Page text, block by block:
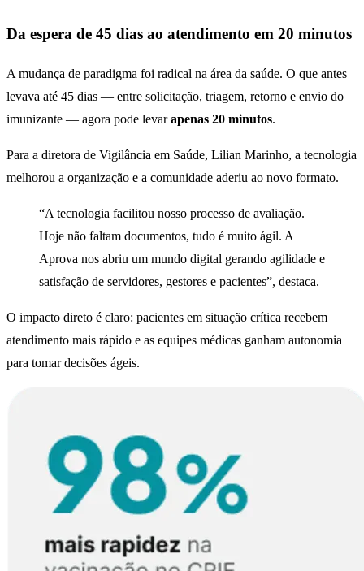
Da espera de 45 dias ao atendimento em 20 minutos
A mudança de paradigma foi radical na área da saúde. O que antes
levava até 45 dias — entre solicitação, triagem, retorno e envio do
imunizante — agora pode levarapenas 20 minutos.
Para a diretora de Vigilância em Saúde, Lilian Marinho, a tecnologia
melhorou a organização e a comunidade aderiu ao novo formato.
“A tecnologia facilitou nosso processo de avaliação.
Hoje não faltam documentos, tudo é muito ágil. A
Aprova nos abriu um mundo digital gerando agilidade e
satisfação de servidores, gestores e pacientes”, destaca.
O impacto direto é claro: pacientes em situação crítica recebem
atendimento mais rápido e as equipes médicas ganham autonomia
para tomar decisões ágeis.